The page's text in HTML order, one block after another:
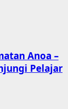
Anoa –
Pelajar